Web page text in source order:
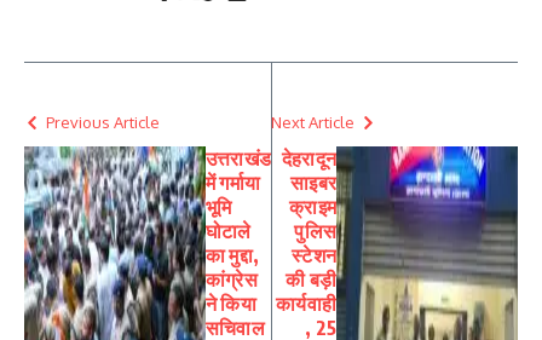
Previous Article
उत्तराखंड
में गर्माया
भूमि
घोटाले
का मुद्दा,
कांग्रेस
ने किया
सचिवाल
Next Article
देहरादून
साइबर
क्राइम
पुलिस
स्टेशन
की बड़ी
कार्यवाही
, 25